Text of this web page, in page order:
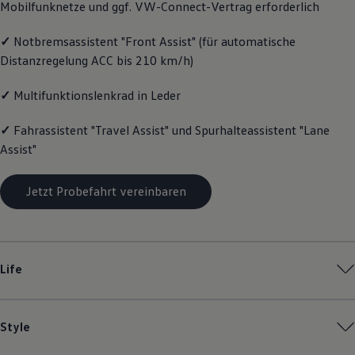
Magazin
Transport
Familie
Pannen- und Unfallhilfe
Mobilfunknetze und ggf. VW-Connect-Vertrag erforderlich
✓ Notbremsassistent "Front Assist" (für automatische
Distanzregelung ACC bis 210 km/h)
✓ Multifunktionslenkrad in Leder
✓ Fahrassistent "Travel Assist" und Spurhalteassistent "Lane
Assist"
Jetzt Probefahrt vereinbaren
Life
Style